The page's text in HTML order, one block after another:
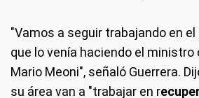
"Vamos a seguir trabajando en
que lo venía haciendo el ministro
Mario Meoni", señaló Guerrera.
su área van a "trabajar en r